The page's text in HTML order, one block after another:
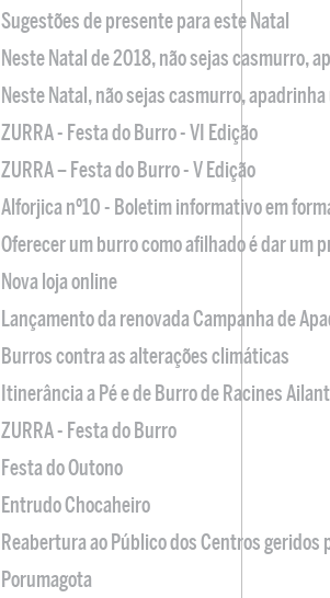
Sugestões de presente para este Natal
Neste Natal de 2018, não sejas casmurro,
Neste Natal, não sejas casmurro,
ZURRA - Festa do Burro - VI Edição
ZURRA – Festa do Burro - V Edição
Alforjica nº10 - Boletim informativo em
Oferecer um burro como afilhado é dar um
Nova loja online
Lançamento da renovada Campanha de
Burros contra as alterações climáticas
Itinerância a Pé e de Burro de Racines
ZURRA - Festa do Burro
Festa do Outono
Entrudo Chocaheiro
Reabertura ao Público dos Centros geridos
Porumagota